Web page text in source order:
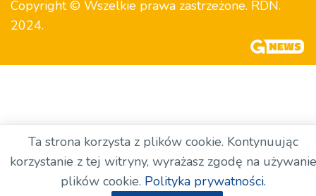
Copyright © Wszelkie prawa zastrzeżone. RDN.
2024.
Ta strona korzysta z plików cookie. Kontynuując
korzystanie z tej witryny, wyrażasz zgodę na używanie
plików cookie. Polityka prywatności.